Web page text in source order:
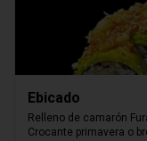
Ebicado
Relleno de camarón
Crocante primavera o